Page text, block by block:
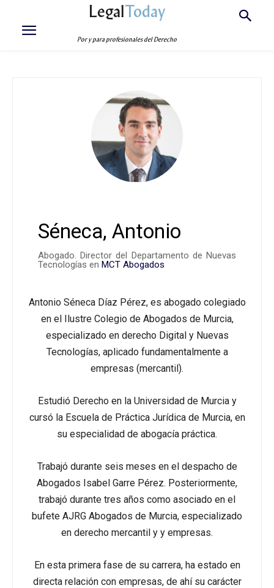
LegalToday
Por y para profesionales del Derecho
Séneca, Antonio
Abogado. Director del Departamento de Nuevas
Tecnologías en MCT Abogados
Antonio Séneca Díaz Pérez, es abogado colegiado
en el Ilustre Colegio de Abogados de Murcia,
especializado en derecho Digital y Nuevas
Tecnologías, aplicado fundamentalmente a
empresas (mercantil).
Estudió Derecho en la Universidad de Murcia y
cursó la Escuela de Práctica Jurídica de Murcia, en
su especialidad de abogacía práctica.
Trabajó durante seis meses en el despacho de
Abogados Isabel Garre Pérez. Posteriormente,
trabajó durante tres años como asociado en el
bufete AJRG Abogados de Murcia, especializado
en derecho mercantil y y empresas.
En esta primera fase de su carrera, ha estado en
directa relación con empresas, de ahí su carácter